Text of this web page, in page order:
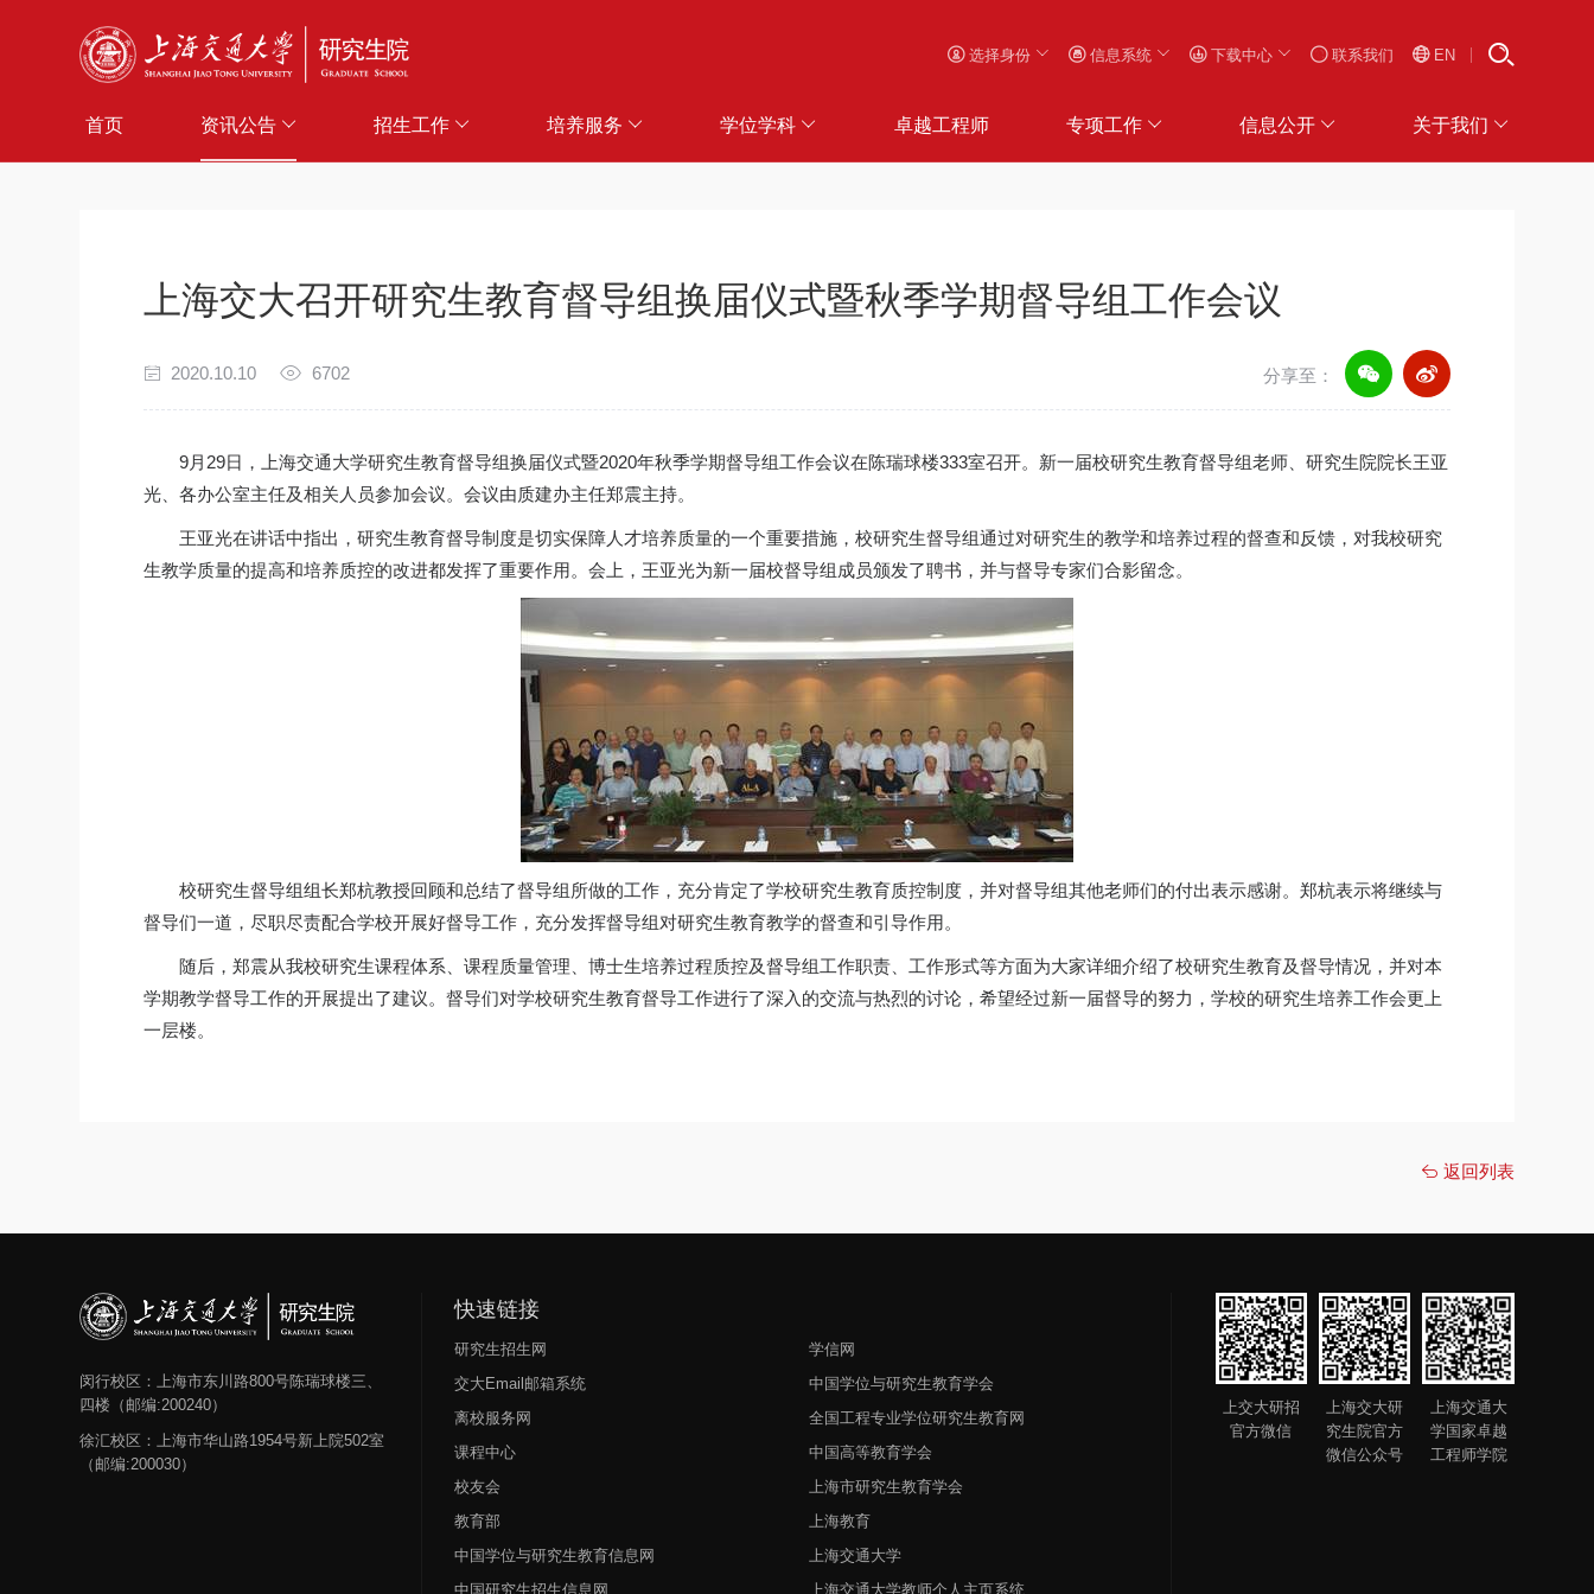
选择身份 信息系统 下载中心 联系我们 EN
首页 资讯公告 招生工作 培养服务 学位学科 卓越工程师 专项工作 信息公开 关于我们
上海交大召开研究生教育督导组换届仪式暨秋季学期督导组工作会议
2020.10.10 6702 分享至：
9月29日，上海交通大学研究生教育督导组换届仪式暨2020年秋季学期督导组工作会议在陈瑞球楼333室召开。新一届校研究生教育督导组老师、研究生院院长王亚
光、各办公室主任及相关人员参加会议。会议由质建办主任郑震主持。
王亚光在讲话中指出，研究生教育督导制度是切实保障人才培养质量的一个重要措施，校研究生督导组通过对研究生的教学和培养过程的督查和反馈，对我校研究
生教学质量的提高和培养质控的改进都发挥了重要作用。会上，王亚光为新一届校督导组成员颁发了聘书，并与督导专家们合影留念。
校研究生督导组组长郑杭教授回顾和总结了督导组所做的工作，充分肯定了学校研究生教育质控制度，并对督导组其他老师们的付出表示感谢。郑杭表示将继续与
督导们一道，尽职尽责配合学校开展好督导工作，充分发挥督导组对研究生教育教学的督查和引导作用。
随后，郑震从我校研究生课程体系、课程质量管理、博士生培养过程质控及督导组工作职责、工作形式等方面为大家详细介绍了校研究生教育及督导情况，并对本
学期教学督导工作的开展提出了建议。督导们对学校研究生教育督导工作进行了深入的交流与热烈的讨论，希望经过新一届督导的努力，学校的研究生培养工作会更上
一层楼。
返回列表
闵行校区：上海市东川路800号陈瑞球楼三、
四楼（邮编:200240）
徐汇校区：上海市华山路1954号新上院502室
（邮编:200030）
快速链接
研究生招生网
交大Email邮箱系统
离校服务网
课程中心
校友会
教育部
中国学位与研究生教育信息网
中国研究生招生信息网
学信网
中国学位与研究生教育学会
全国工程专业学位研究生教育网
中国高等教育学会
上海市研究生教育学会
上海教育
上海交通大学
上海交通大学教师个人主页系统
上交大研招
官方微信
上海交大研
究生院官方
微信公众号
上海交通大
学国家卓越
工程师学院